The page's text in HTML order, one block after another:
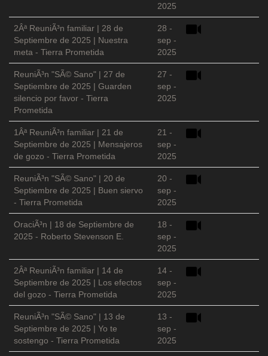
2025
2Âª ReuniÃ³n familiar | 28 de
Septiembre de 2025 | Nuestra
meta - Tierra Prometida
28 -
sep -
2025
ReuniÃ³n "SÃ© Sano" | 27 de
Septiembre de 2025 | Guarden
silencio por favor - Tierra
Prometida
27 -
sep -
2025
1Âª ReuniÃ³n familiar | 21 de
Septiembre de 2025 | Mensajeros
de gozo - Tierra Prometida
21 -
sep -
2025
ReuniÃ³n "SÃ© Sano" | 20 de
Septiembre de 2025 | Buen siervo
- Tierra Prometida
20 -
sep -
2025
OraciÃ³n | 18 de Septiembre de
2025 - Roberto Stevenson E.
18 -
sep -
2025
2Âª ReuniÃ³n familiar | 14 de
Septiembre de 2025 | Los efectos
del gozo - Tierra Prometida
14 -
sep -
2025
ReuniÃ³n "SÃ© Sano" | 13 de
Septiembre de 2025 | Yo te
sostengo - Tierra Prometida
13 -
sep -
2025